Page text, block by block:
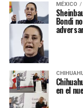
MÉXICO
Bondi
en el